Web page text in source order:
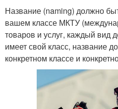
Название (naming) должно
вашем классе МКТУ
товаров и услуг, каждый вид
имеет свой класс, название
конкретном классе и